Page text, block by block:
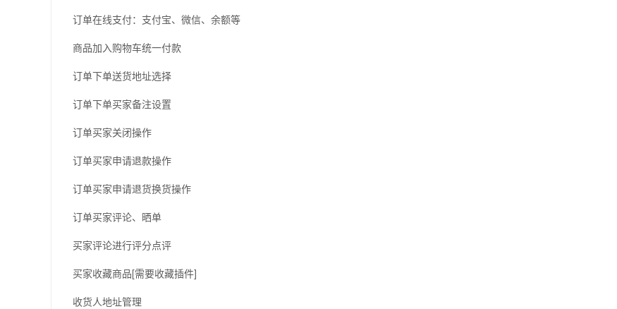
订单在线支付：支付宝、微信、余额等
商品加入购物车统一付款
订单下单送货地址选择
订单下单买家备注设置
订单买家关闭操作
订单买家申请退款操作
订单买家申请退货换货操作
订单买家评论、晒单
买家评论进行评分点评
买家收藏商品[需要收藏插件]
收货人地址管理